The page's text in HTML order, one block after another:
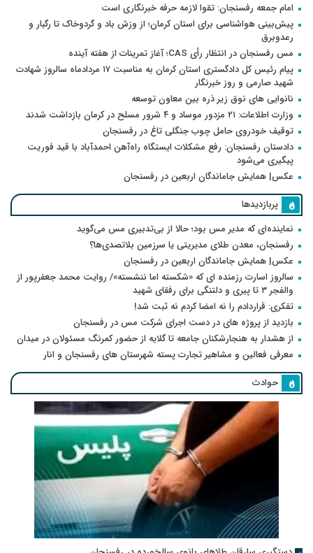
امام جمعه رفسنجان: تقوا لازمه حرفه خبرنگاری است
پیش‌بینی هواشناسی برای استان کرمان؛ از وزش باد و گردوخاک تا رگبار و
رعدوبرق
مس رفسنجان در انتظار رأی CAS؛ آغاز تمرینات از هفته آینده
پیام رئیس کل دادگستری استان کرمان به مناسبت ۱۷ مردادماه سالروز شهادت
شهید صارمی و روز خبرنگار
نانوایی های نوق زیر ذره بین معاون توسعه
وزارت اطلاعات: ۲۱ مزدور موساد و ۴ شرور مسلح در کرمان بازداشت شدند
توقیف خودروی حامل چوب جنگلی تاغ در رفسنجان
دادستان رفسنجان: رفع مشکلات ایستگاه راه‌آهن احمدآباد با قید فوریت
پیگیری می‌شود
عکس| همایش جاماندگان اربعین در رفسنجان
پربازدیدها
نماینده‌ای که مدیر مس بود؛ حالا از بی‌تدبیری مس می‌گوید
رفسنجان، معدن طلای مدیریتی یا سرزمین بلاتصدی‌ها؟
عکس| همایش جاماندگان اربعین در رفسنجان
سالروز اسارت رزمنده ای که «شکسته اما ننشسته»/ روایت محمد جعفرپور از
والفجر ۳ تا پیری و دلتنگی برای رفقای شهید
تفکری: قراردادم را نه امضا کردم نه ثبت شد!
بازدید از پروژه های در دست اجرای شرکت مس در رفسنجان
از هشدار به هنجارشکنان جامعه تا گلایه از حضور کمرنگ مسئولان در میدان
معرفی فعالین و مشاهیر تجارت پسته شهرستان های رفسنجان و انار
حوادث